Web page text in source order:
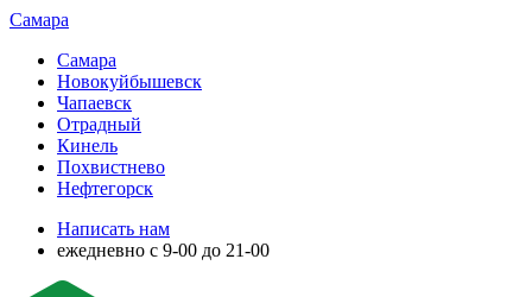
Самара
Самара
Новокуйбышевск
Чапаевск
Отрадный
Кинель
Похвистнево
Нефтегорск
Написать нам
ежедневно с 9-00 до 21-00